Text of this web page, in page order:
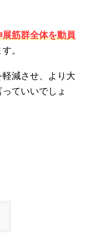
展筋群全体を動員
。
減させ、より大
ていいでしょ